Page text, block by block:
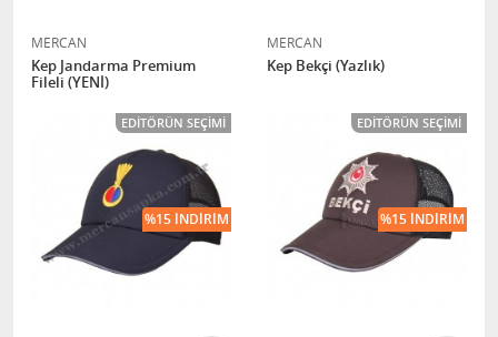
MERCAN
Kep Jandarma Premium
Fileli (YENİ)
EDITÖRÜN SEÇIMI
%15 İNDIRIM
MERCAN
Kep Bekçi (Yazlık)
EDITÖRÜN SEÇIMI
%15 İNDIRIM